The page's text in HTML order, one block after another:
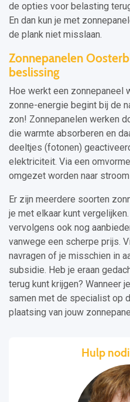
de opties voor belasting
En dan kun je met
de plank niet misslaan.
Zonnepanelen
beslissing
Hoe werkt een zonnepaneel
zonne-energie begint bij de
zon! Zonnepanelen werken
die warmte absorberen en
deeltjes (fotonen)
elektriciteit. Via een
omgezet worden naar
Er zijn meerdere soorten
je met elkaar kunt
vervolgens ook nog
vanwege een scherpe prijs.
navragen of je misschien in
subsidie. Heb je eraan
terug kunt krijgen? Wanneer
samen met de specialist op
plaatsing van jouw
Hulp